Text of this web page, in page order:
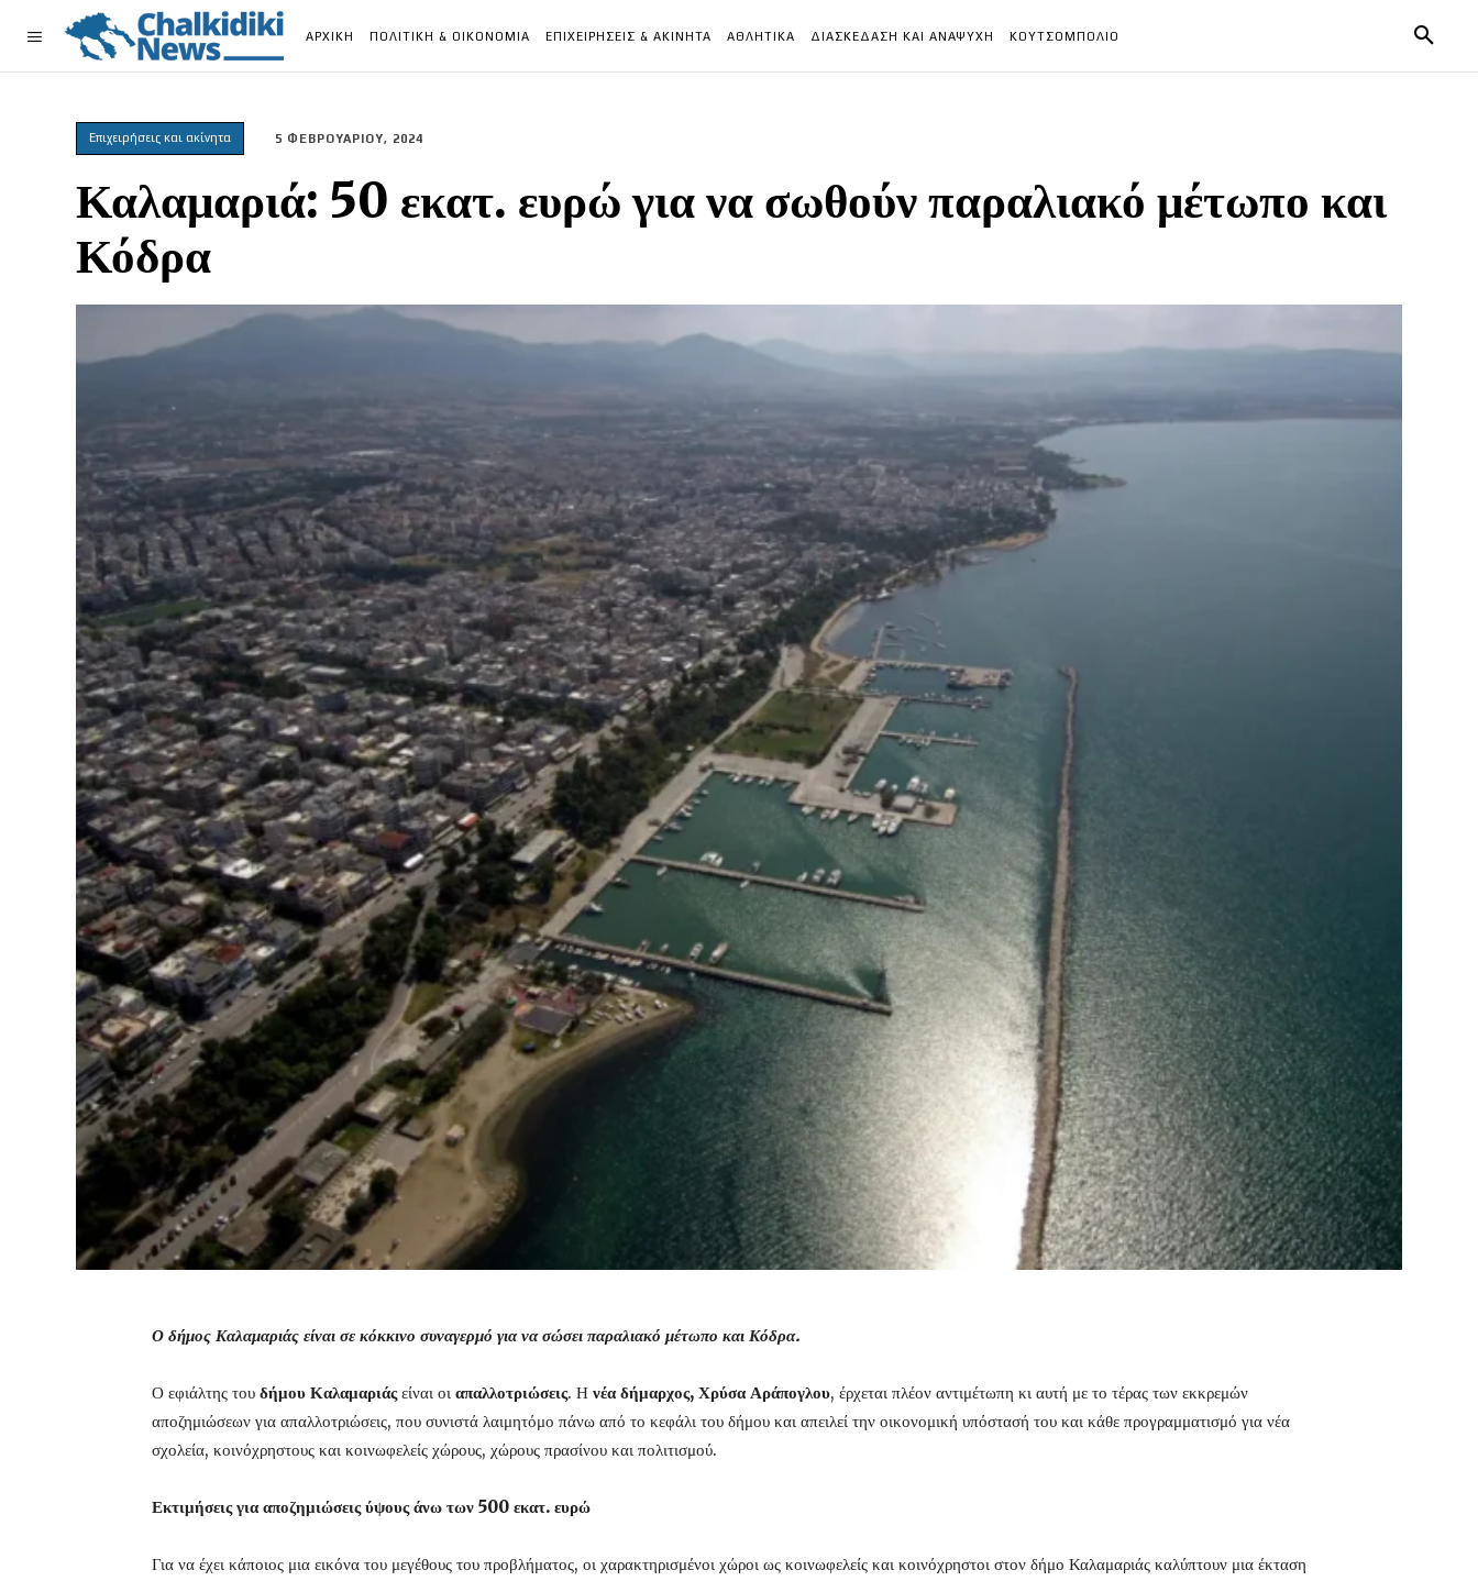
ΑΡΧΙΚΗ ΠΟΛΙΤΙΚΗ & ΟΙΚΟΝΟΜΙΑ ΕΠΙΧΕΙΡΗΣΕΙΣ & ΑΚΙΝΗΤΑ ΑΘΛΗΤΙΚΑ ΔΙΑΣΚΕΔΑΣΗ ΚΑΙ ΑΝΑΨΥΧΗ ΚΟΥΤΣΟΜΠΟΛΙΟ
Επιχειρήσεις και ακίνητα 5 ΦΕΒΡΟΥΑΡΙΟΥ, 2024
Καλαμαριά: 50 εκατ. ευρώ για να σωθούν παραλιακό μέτωπο και
Κόδρα
Ο δήμος Καλαμαριάς είναι σε κόκκινο συναγερμό για να σώσει παραλιακό μέτωπο και Κόδρα.
Ο εφιάλτης του δήμου Καλαμαριάςείναι οι απαλλοτριώσεις. Η νέα δήμαρχος, Χρύσα Αράπογλου, έρχεται πλέον αντιμέτωπη κι αυτή με το τέρας των εκκρεμών
αποζημιώσεων για απαλλοτριώσεις, που συνιστά λαιμητόμο πάνω από το κεφάλι του δήμου και απειλεί την οικονομική υπόστασή του και κάθε προγραμματισμό για νέα
σχολεία, κοινόχρηστους και κοινωφελείς χώρους, χώρους πρασίνου και πολιτισμού.
Εκτιμήσεις για αποζημιώσεις ύψους άνω των 500 εκατ. ευρώ
Για να έχει κάποιος μια εικόνα του μεγέθους του προβλήματος, οι χαρακτηρισμένοι χώροι ως κοινωφελείς και κοινόχρηστοι στον δήμο Καλαμαριάς καλύπτουν μια έκταση